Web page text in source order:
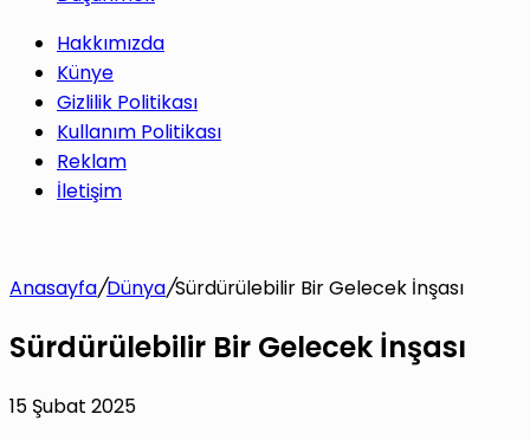
Hakkımızda
Künye
Gizlilik Politikası
Kullanım Politikası
Reklam
İletişim
Anasayfa/Dünya/Sürdürülebilir Bir Gelecek İnşası
Sürdürülebilir Bir Gelecek İnşası
15 Şubat 2025